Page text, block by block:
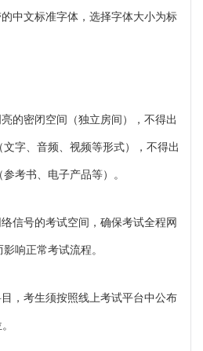
中文标准字体，选择字体大小为标
的密闭空间（独立房间），不得出
字、音频、视频等形式），不得出
考书、电子产品等）。
信号的考试空间，确保考试全程网
响正常考试流程。
，考生须按照线上考试平台中公布